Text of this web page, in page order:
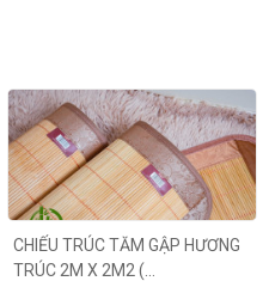
CHIẾU TRÚC TĂM GẬP HƯƠNG
TRÚC 2M X 2M2 (...